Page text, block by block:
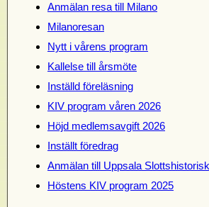
Anmälan resa till Milano
Milanoresan
Nytt i vårens program
Kallelse till årsmöte
Inställd föreläsning
KIV program våren 2026
Höjd medlemsavgift 2026
Inställt föredrag
Anmälan till Uppsala
Höstens KIV program 2025